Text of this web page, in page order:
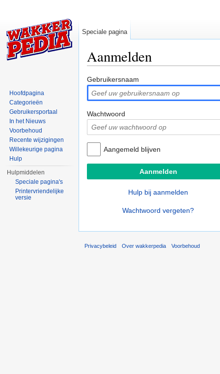
Aanmelden
Gebruikersnaam
Wachtwoord
Aangemeld blijven
Hulp bij aanmelden
Wachtwoord vergeten?
Speciale pagina
Hoofdpagina
Categorieën
Gebruikersportaal
In het Nieuws
Voorbehoud
Recente wijzigingen
Willekeurige pagina
Hulp
Hulpmiddelen
Speciale pagina's
Printervriendelijke
versie
Privacybeleid Over wakkerpedia Voorbehoud